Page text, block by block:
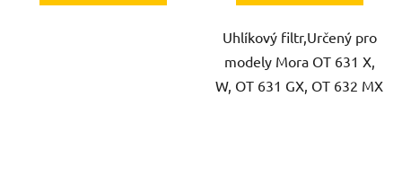
Uhlíkový filtr,Určený pro
modely Mora OT 631 X,
W, OT 631 GX, OT 632 MX